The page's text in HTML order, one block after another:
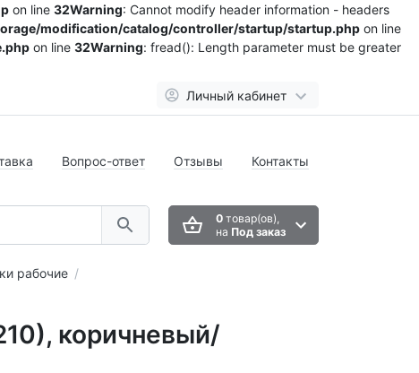
on line 32Warning: Cannot modify header information - headers
modification/catalog/controller/startup/startup.php on line
on line 32Warning: fread(): Length parameter must be greater
Личный кабинет
Вопрос-ответ Отзывы Контакты
0товар(ов),
на Под заказ
рабочие
коричневый/